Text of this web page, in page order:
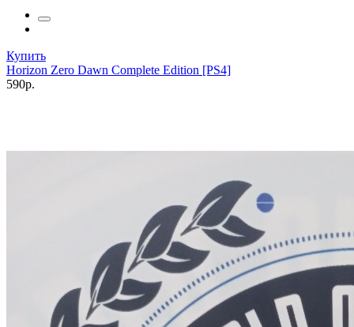
Купить
Horizon Zero Dawn Complete Edition [PS4]
590р.